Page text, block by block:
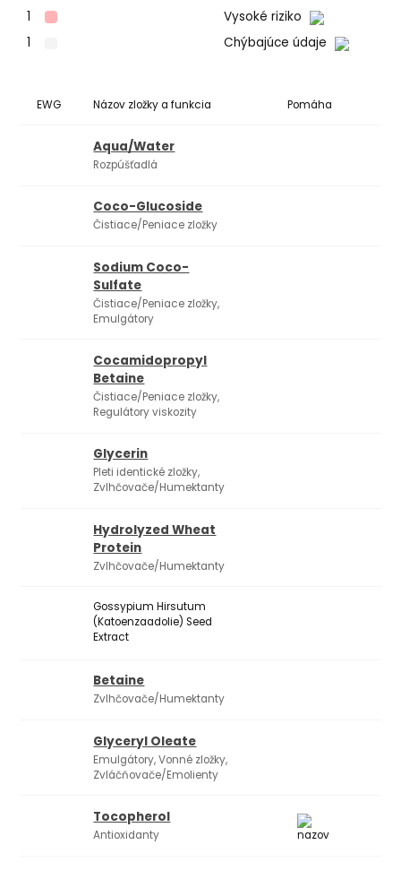
1
Vysoké riziko
1
Chýbajúce údaje
EWG Názov zložky a funkcia Pomáha
Aqua/Water
Rozpúšťadlá
Coco-Glucoside
Čistiace/Peniace zložky
Sodium Coco-
Sulfate
Čistiace/Peniace zložky,
Emulgátory
Cocamidopropyl
Betaine
Čistiace/Peniace zložky,
Regulátory viskozity
Glycerin
Pleti identické zložky,
Zvlhčovače/Humektanty
Hydrolyzed Wheat
Protein
Zvlhčovače/Humektanty
Gossypium Hirsutum
(Katoenzaadolie) Seed
Extract
Betaine
Zvlhčovače/Humektanty
Glyceryl Oleate
Emulgátory, Vonné zložky,
Zvláčňovače/Emolienty
Tocopherol
Antioxidanty